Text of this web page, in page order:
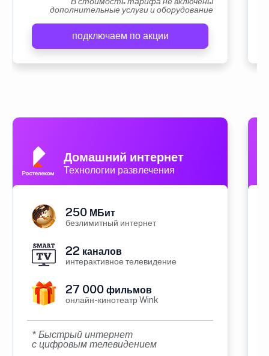
дополнительные услуги и оборудование
подключаем по акции
Домашний интернет
Технологии развлечения
250 МБит
безлимитный интернет
22 каналов
интерактивное телевидение
27 000 фильмов
онлайн-кинотеатр Wink
* Быстрый интернет
с цифровым телевидением